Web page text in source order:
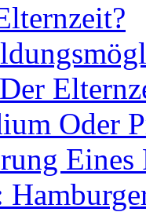
Oder
Eines